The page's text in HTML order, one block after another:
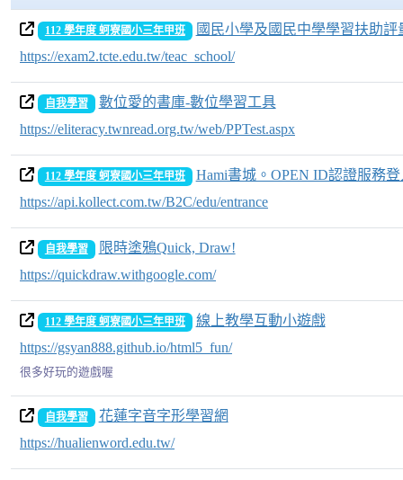
112 學年度 蚵寮國小三年甲班
國民小學及國民中學學習扶助評
https://exam2.tcte.edu.tw/teac_school/
自我學習
數位愛的書庫-數位學習工具
https://eliteracy.twnread.org.tw/web/PPTest.aspx
112 學年度 蚵寮國小三年甲班
Hami書城。OPEN ID認證服務登
https://api.kollect.com.tw/B2C/edu/entrance
自我學習
限時塗鴉Quick, Draw!
https://quickdraw.withgoogle.com/
112 學年度 蚵寮國小三年甲班
線上教學互動小遊戲
https://gsyan888.github.io/html5_fun/
很多好玩的遊戲喔
自我學習
花蓮字音字形學習網
https://hualienword.edu.tw/